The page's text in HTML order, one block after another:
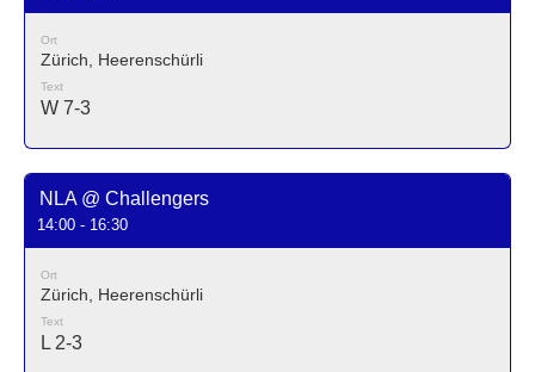
Ort
Zürich, Heerenschürli
Text
W 7-3
NLA @ Challengers
14:00 - 16:30
Ort
Zürich, Heerenschürli
Text
L 2-3